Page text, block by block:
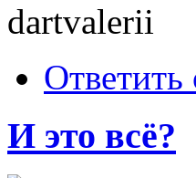
dartvalerii
Ответить
И это всё?